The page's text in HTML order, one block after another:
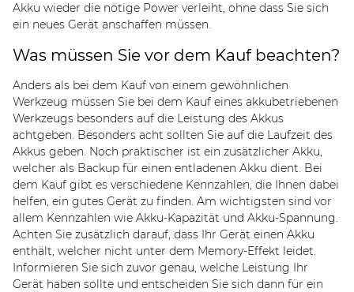
Akku wieder die nötige Power verleiht, ohne dass Sie sich
ein neues Gerät anschaffen müssen.
Was müssen Sie vor dem Kauf beachten?
Anders als bei dem Kauf von einem gewöhnlichen
Werkzeug müssen Sie bei dem Kauf eines akkubetriebenen
Werkzeugs besonders auf die Leistung des Akkus
achtgeben. Besonders acht sollten Sie auf die Laufzeit des
Akkus geben. Noch praktischer ist ein zusätzlicher Akku,
welcher als Backup für einen entladenen Akku dient. Bei
dem Kauf gibt es verschiedene Kennzahlen, die Ihnen dabei
helfen, ein gutes Gerät zu finden. Am wichtigsten sind vor
allem Kennzahlen wie Akku-Kapazität und Akku-Spannung.
Achten Sie zusätzlich darauf, dass Ihr Gerät einen Akku
enthält, welcher nicht unter dem Memory-Effekt leidet.
Informieren Sie sich zuvor genau, welche Leistung Ihr
Gerät haben sollte und entscheiden Sie sich dann für ein